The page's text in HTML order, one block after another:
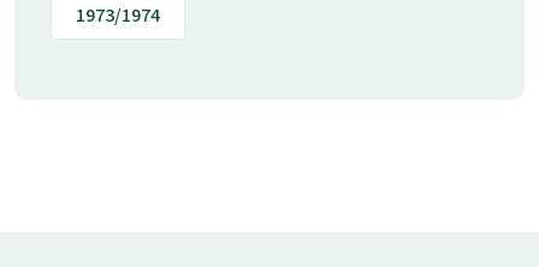
1973/1974